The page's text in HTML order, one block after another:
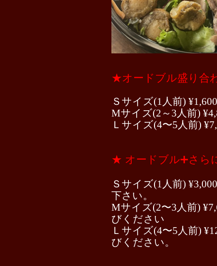
★オードブル盛り合
Ｓサイズ(1人前) ¥1,600
Mサイズ(2～3人前)
Ｌサイズ(4〜5人前)
★ オードブル➕さら
Ｓサイズ(1人前)
下さい。
Mサイズ(2〜3人前)
びください
Ｌサイズ(4〜5人前)
びください。